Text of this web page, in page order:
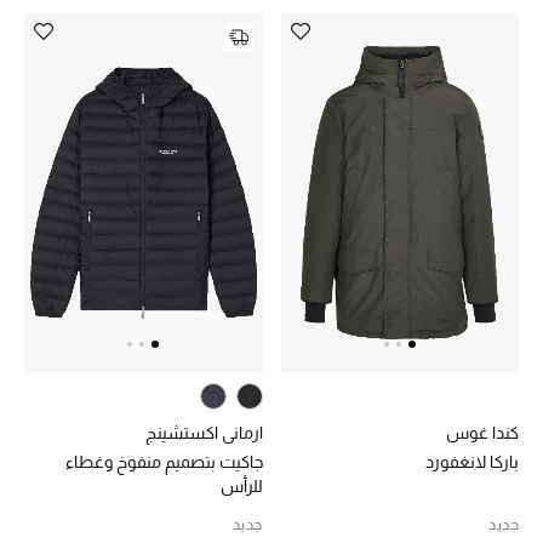
تسوقوا الحقائب
الأحذية
الموسم الجديد
أحذية النسائية
أحذية للأطفال
أبرز المصممين
كندا غوس
باركا لانغفورد
جديد
ارماني اكستشينج
جاكيت بتصميم منفوخ وغطاء
للرأس
جديد